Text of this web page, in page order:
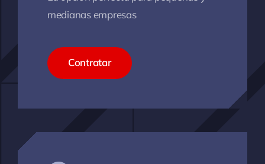
medianas empresas
Contratar